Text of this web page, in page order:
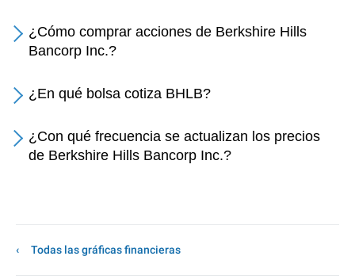
¿Cómo comprar acciones de Berkshire Hills
Bancorp Inc.?
¿En qué bolsa cotiza BHLB?
¿Con qué frecuencia se actualizan los precios
de Berkshire Hills Bancorp Inc.?
Todas las gráficas financieras